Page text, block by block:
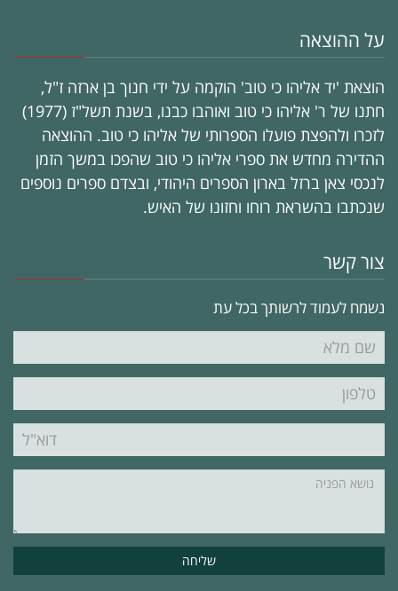
על ההוצאה
הוצאת 'יד אליהו כי טוב' הוקמה על ידי חנוך בן ארזה ז"ל,
חתנו של ר' אליהו כי טוב ואוהבו כבנו, בשנת תשל"ז (1977)
לזכרו ולהפצת פועלו הספרותי של אליהו כי טוב. ההוצאה
ההדירה מחדש את ספרי אליהו כי טוב שהפכו במשך הזמן
לנכסי צאן ברזל בארון הספרים היהודי, ובצדם ספרים נוספים
שנכתבו בהשראת רוחו וחזונו של האיש.
צור קשר
נשמח לעמוד לרשותך בכל עת
שם
מלא
טלפון
נושא